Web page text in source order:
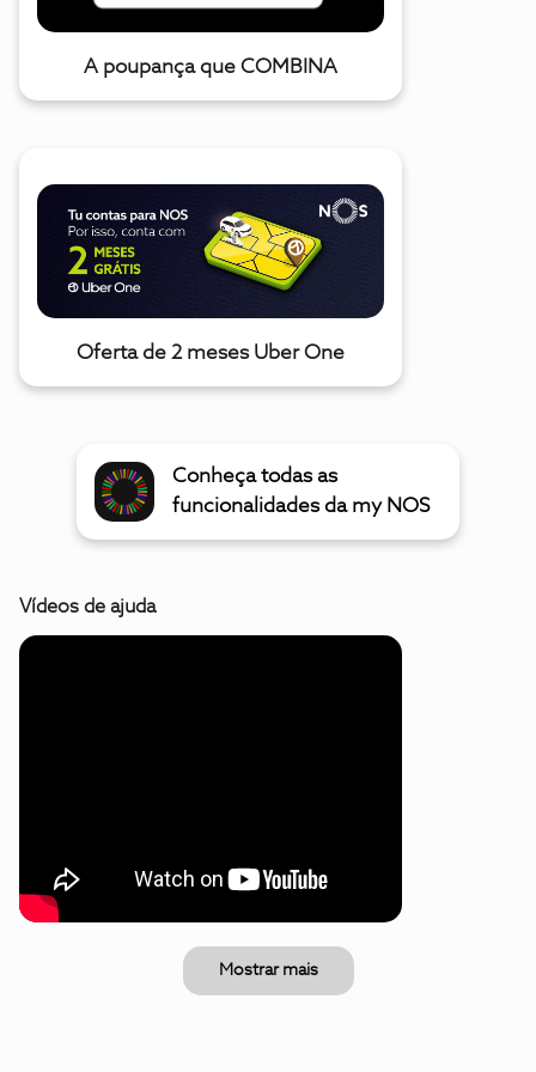
A poupança que COMBINA
Oferta de 2 meses Uber One
Conheça todas as
funcionalidades da my NOS
Vídeos de ajuda
Mostrar mais